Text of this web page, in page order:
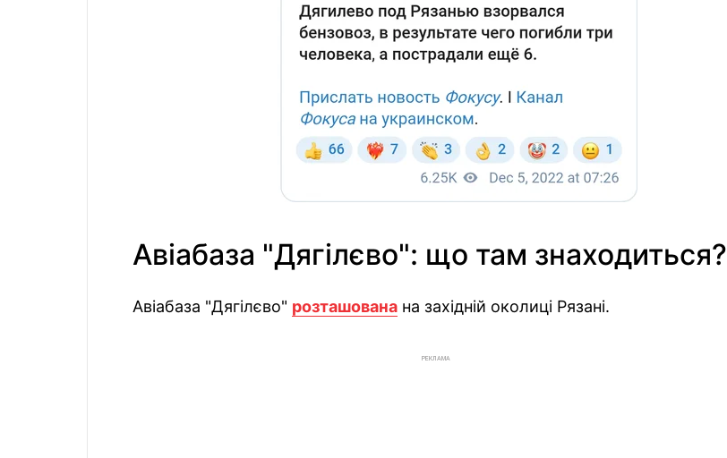
Авіабаза "Дягілєво": що там знаходиться?
Авіабаза "Дягілєво" розташована на західній околиці Рязані.
РЕКЛАМА